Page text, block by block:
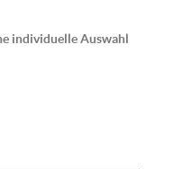
individuelle Auswahl